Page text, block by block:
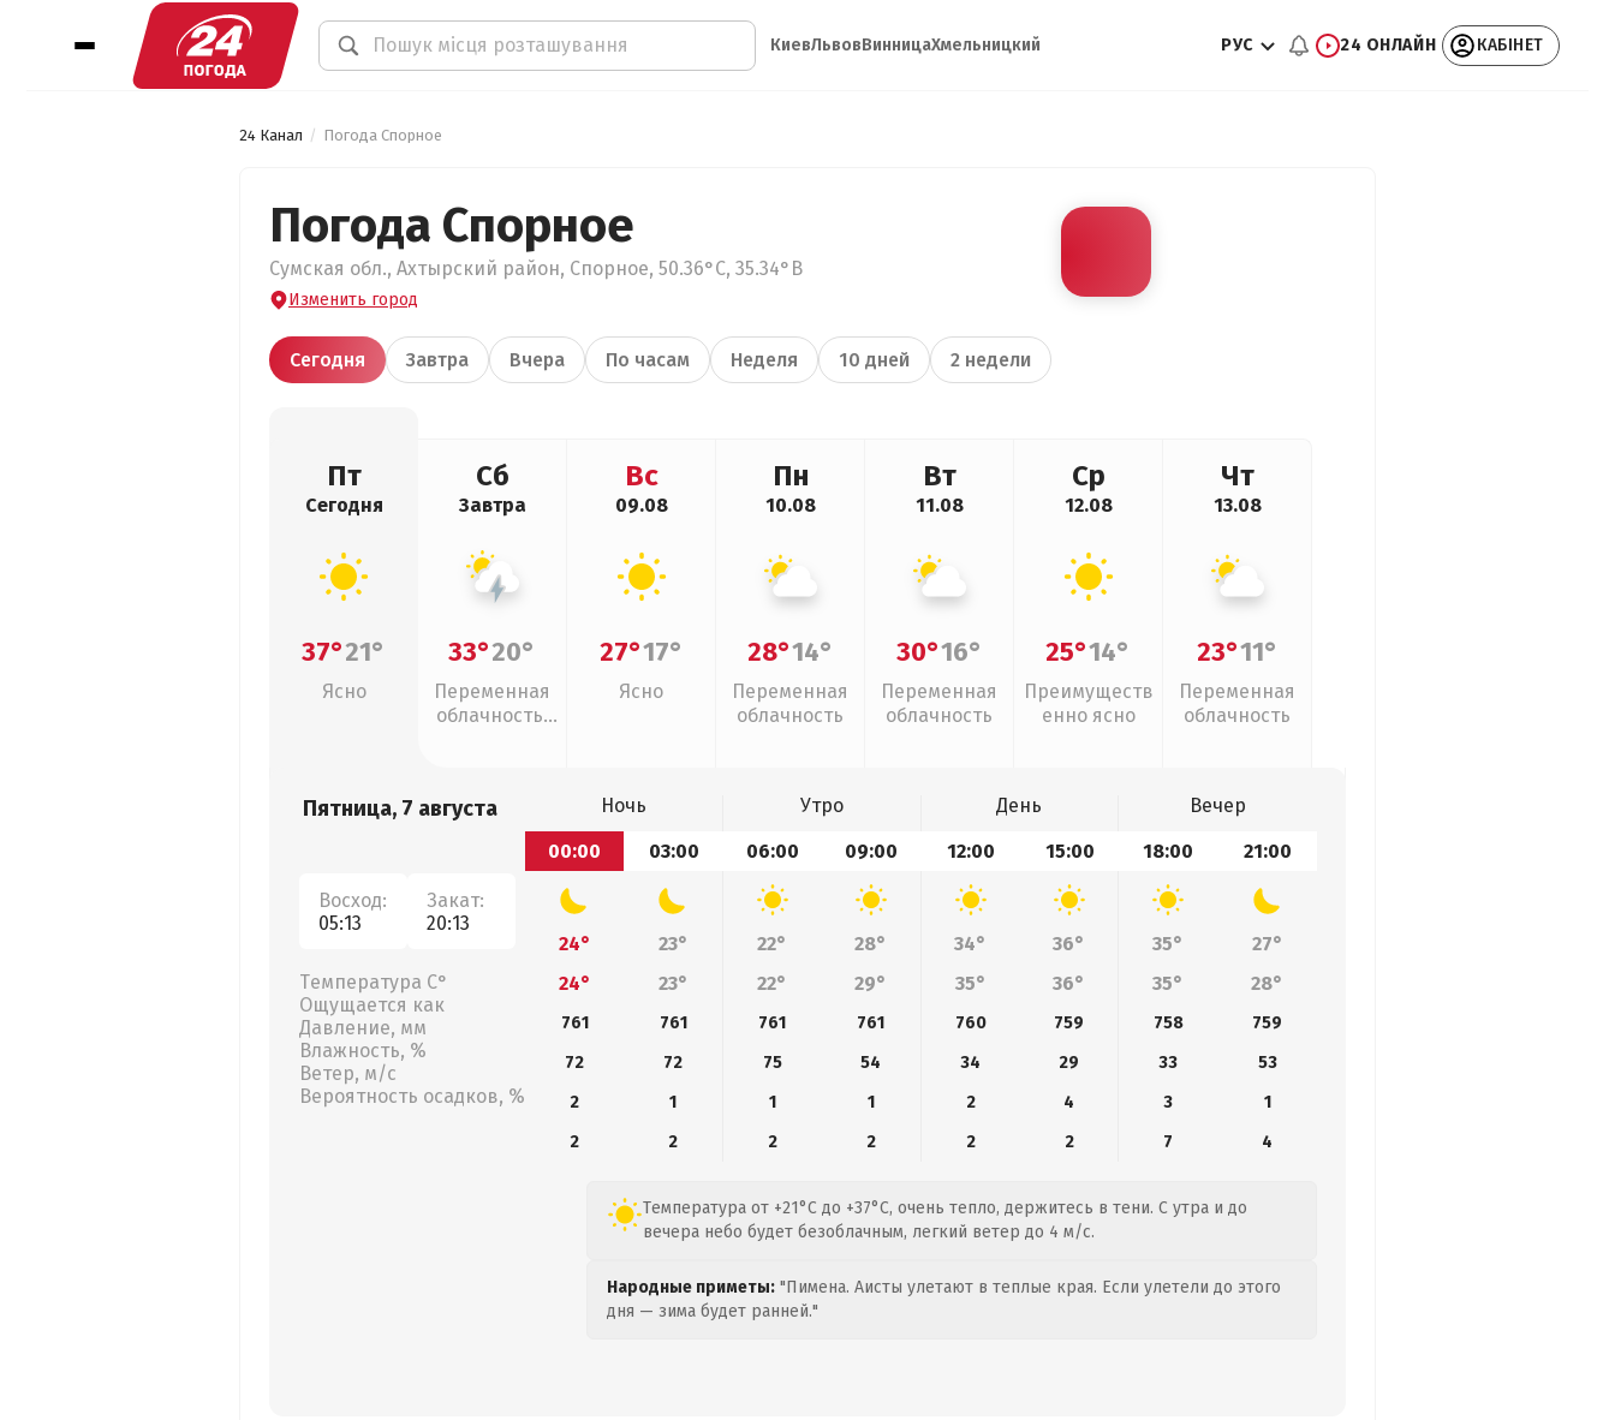
КиевЛьвовВинницаХмельницкий РУС 24 ОНЛАЙН КАБІНЕТ
24 Канал Погода Спорное
Погода Спорное
Сумская обл., Ахтырский район, Спорное, 50.36°С, 35.34°В
Изменить город
Сегодня Завтра Вчера По часам Неделя 10 дней 2 недели
Пт
Сегодня
37°21°
Ясно
Сб
Завтра
33°20°
Переменная
облачность,
Вс
09.08
27°17°
Ясно
Пн
10.08
28°14°
Переменная
облачность
Вт
11.08
30°16°
Переменная
облачность
Ср
12.08
25°14°
Преимуществ
енно ясно
Чт
13.08
23°11°
Переменная
облачность
Пятница, 7 августа
Восход:
05:13
Закат:
20:13
Температура С°
Ощущается как
Давление, мм
Влажность, %
Ветер, м/с
Вероятность осадков, %
Ночь Утро День
Вечер
00:00
03:00 06:00 09:00 12:00 15:00 18:00 21:00
24° 23° 22° 28° 34° 36° 35°
27°
24°
23° 22° 29° 35° 36° 35° 28°
761 761 761 761 760 759 758
759
72
72 75 54 34 29 33
53
2
1 1 1 2 4 3
1
2
2 2 2 2 2 7 4
Температура от +21°C до +37°C, очень тепло, держитесь в тени. С утра и до
вечера небо будет безоблачным, легкий ветер до 4 м/с.
Народные приметы: "Пимена. Аисты улетают в теплые края. Если улетели до этого
дня — зима будет ранней."